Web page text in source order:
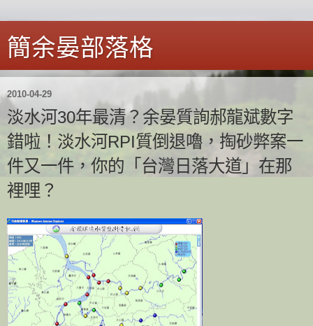
簡余晏部落格
2010-04-29
淡水河30年最清？余晏質詢郝龍斌數字
錯啦！淡水河RPI質倒退嚕，掏砂弊案一
件又一件，你的「台灣日落大道」在那
裡哩？